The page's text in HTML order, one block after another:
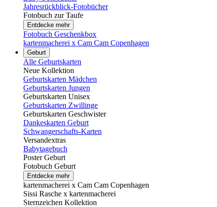
Jahresrückblick-Fotobücher
Fotobuch zur Taufe
Entdecke mehr
Fotobuch Geschenkbox
kartenmacherei x Cam Cam Copenhagen
Geburt
Alle Geburtskarten
Neue Kollektion
Geburtskarten Mädchen
Geburtskarten Jungen
Geburtskarten Unisex
Geburtskarten Zwillinge
Geburtskarten Geschwister
Dankeskarten Geburt
Schwangerschafts-Karten
Versandextras
Babytagebuch
Poster Geburt
Fotobuch Geburt
Entdecke mehr
kartenmacherei x Cam Cam Copenhagen
Sissi Rasche x kartenmacherei
Sternzeichen Kollektion